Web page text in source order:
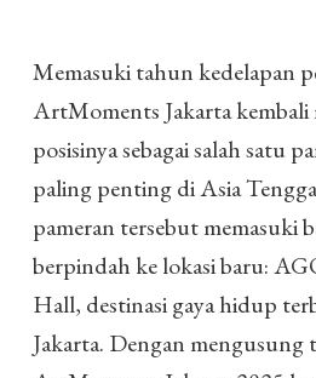
Memasuki tahun kedelapan
ArtMoments Jakarta kembali
posisinya sebagai salah satu
paling penting di Asia
pameran tersebut memasuki
berpindah ke lokasi baru:
Hall, destinasi gaya hidup
Jakarta. Dengan mengusung